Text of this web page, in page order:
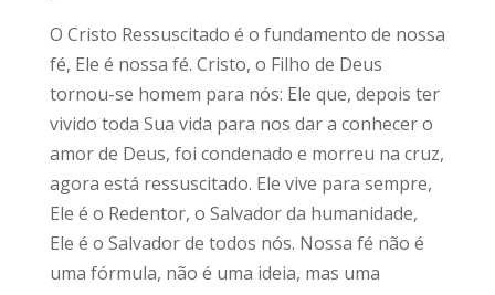
O Cristo Ressuscitado é o fundamento de nossa
fé, Ele é nossa fé. Cristo, o Filho de Deus
tornou-se homem para nós: Ele que, depois ter
vivido toda Sua vida para nos dar a conhecer o
amor de Deus, foi condenado e morreu na cruz,
agora está ressuscitado. Ele vive para sempre,
Ele é o Redentor, o Salvador da humanidade,
Ele é o Salvador de todos nós. Nossa fé não é
uma fórmula, não é uma ideia, mas uma